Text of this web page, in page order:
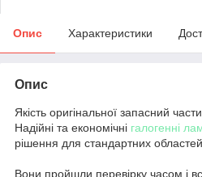
Опис Характеристики
Опис
Якість оригінальної запасний
Надійні та економічні галогенні
рішення для стандартних
Вони пройшли перевірку часом і